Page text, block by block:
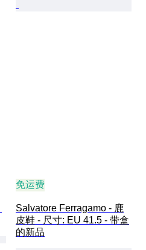
免运费
Salvatore Ferragamo - 鹿
皮鞋 - 尺寸: EU 41.5 - 带盒
的新品